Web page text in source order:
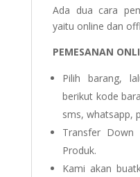
Ada dua cara
yaitu online dan
PEMESANAN
Pilih barang,
berikut kode
sms, whatsapp,
Transfer
Produk.
Kami akan